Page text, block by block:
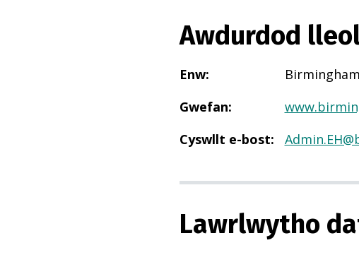
Awdurdod
Enw:
Birmingham
Gwefan:
Cyswllt e-bost:
Lawrlwytho